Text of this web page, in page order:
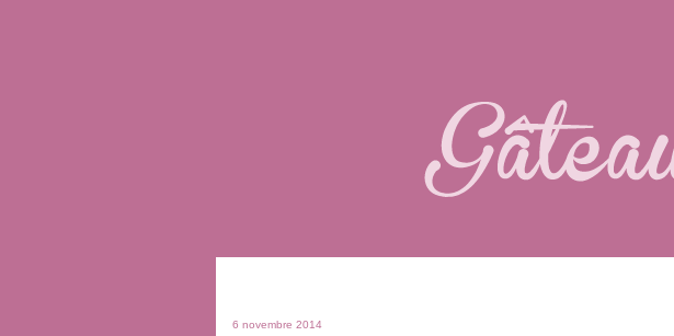
6 novembre 2014